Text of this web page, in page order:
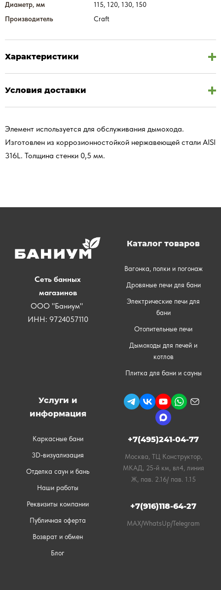
Диаметр, мм
115, 120, 130, 150
Производитель
Craft
Характеристики
Условия доставки
Элемент используется для обслуживания дымохода.
Изготовлен из коррозионностойкой нержавеющей стали AISI
316L. Толщина стенки 0,5 мм.
Сеть банных
магазинов
ООО "Баниум"
ИНН: 9724057110
Каталог товаров
Вагонка, полки и погонаж
Дровяные печи для бани
Электрические печи для
бани
Отопительные печи
Дымоходы для печей и
котлов
Плитка для бани и сауны
Услуги и
информация
Каркасные бани
3D-визуализация
Отделка саун и бань
Наши работы
Реквизиты компании
Публичная оферта
Возврат и обмен
Блог
+7(495)241-04-77
Москва, ТЦ Конструктор,
МКАД, 25-й км, вл4, линия
Ж, пав. 2.16/ пав. 1.15
+7(916)118-64-27
MAX/WhatsUp/Telegram